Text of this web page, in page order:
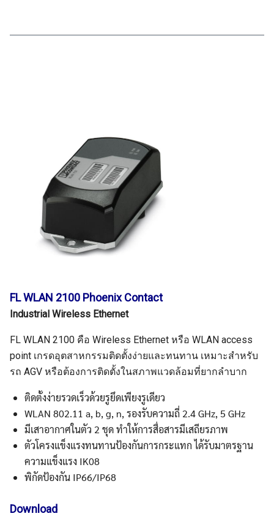
Search
for:
FL WLAN 2100 Phoenix Contact
Industrial Wireless Ethernet
FL WLAN 2100 คือ Wireless Ethernet หรือ WLAN access
point เกรดอุตสาหกรรมติดตั้งง่ายและทนทาน เหมาะสำหรับ
รถ AGV หรือต้องการติดตั้งในสภาพแวดล้อมที่ยากลำบาก
ติดตั้งง่ายรวดเร็วด้วยรูยึดเพียงรูเดียว
WLAN 802.11 a, b, g, n, รองรับความถี่ 2.4 GHz, 5 GHz
มีเสาอากาศในตัว 2 ชุด ทำให้การสื่อสารมีเสถียรภาพ
ตัวโครงแข็งแรงทนทานป้องกันการกระแทก ได้รับมาตรฐาน
ความแข็งแรง IK08
พิกัดป้องกัน IP66/IP68
Download